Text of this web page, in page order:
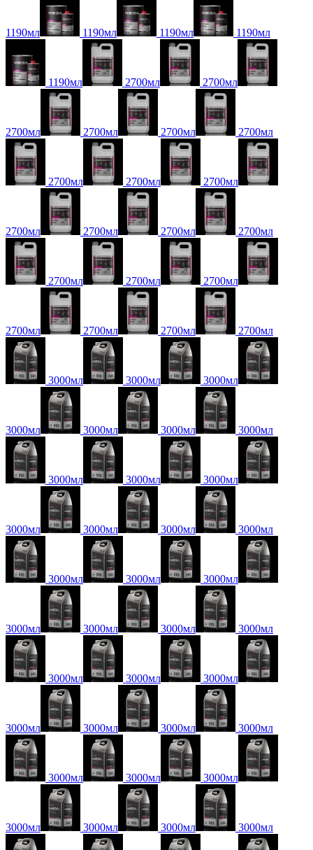
1190мл 1190мл 1190мл 1190мл
1190мл 2700мл 2700мл
2700мл 2700мл 2700мл 2700мл
2700мл 2700мл 2700мл
2700мл 2700мл 2700мл 2700мл
2700мл 2700мл 2700мл
2700мл 2700мл 2700мл 2700мл
3000мл 3000мл 3000мл
3000мл 3000мл 3000мл 3000мл
3000мл 3000мл 3000мл
3000мл 3000мл 3000мл 3000мл
3000мл 3000мл 3000мл
3000мл 3000мл 3000мл 3000мл
3000мл 3000мл 3000мл
3000мл 3000мл 3000мл 3000мл
3000мл 3000мл 3000мл
3000мл 3000мл 3000мл 3000мл